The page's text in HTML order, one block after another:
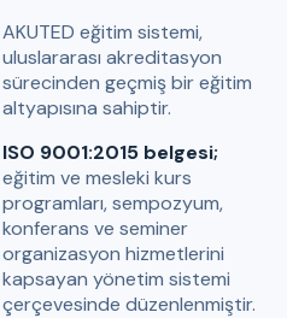
AKUTED eğitim sistemi,
uluslararası akreditasyon
sürecinden geçmiş bir eğitim
altyapısına sahiptir.
ISO 9001:2015 belgesi;
eğitim ve mesleki kurs
programları, sempozyum,
konferans ve seminer
organizasyon hizmetlerini
kapsayan yönetim sistemi
çerçevesinde düzenlenmiştir.